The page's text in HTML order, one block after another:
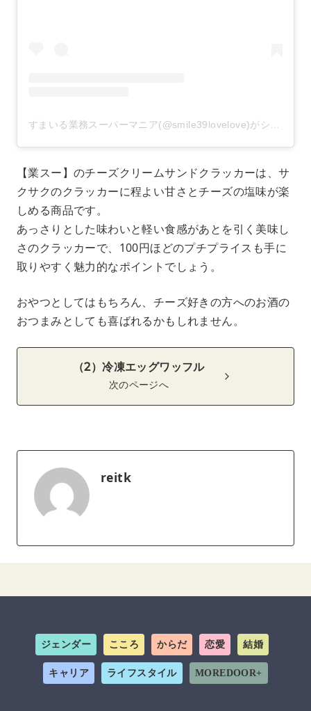
すまいる業務スーパーマニア(@smile39lovelove)がシェアした投稿
【業スー】のチーズクリームサンドクラッカーは、サ
クサクのクラッカーに程よい甘さとチーズの塩味が楽
しめる商品です。
あっさりとした味わいと軽い食感があとを引く美味し
さのクラッカーで、100円ほどのプチプライスも手に
取りやすく魅力的なポイントでしょう。
おやつとしてはもちろん、チーズ好きの方へのお酒の
おつまみとしても喜ばれるかもしれません。
（2）冷凍エッグワッフル
次のページへ
reitk
ジェンダー こころ からだ 恋愛 結婚
キャリア ライフスタイル MOREDOOR+